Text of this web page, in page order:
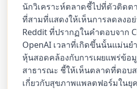
นักวิเคราะห์ตลาดชี้ไปที่ตัวติด
ที่สามที่แสดงให้เห็นการลดลงอ
Reddit ที่ปรากฏในคำตอบจาก
OpenAI เวลาที่เกิดขึ้นนั้นแม่นย
หุ้นสอดคล้องกับการเผยแพร่ข้อ
สาธารณะ ชี้ให้เห็นตลาดที่ตอ
เกี่ยวกับสุขภาพแพลตฟอร์มในยุ